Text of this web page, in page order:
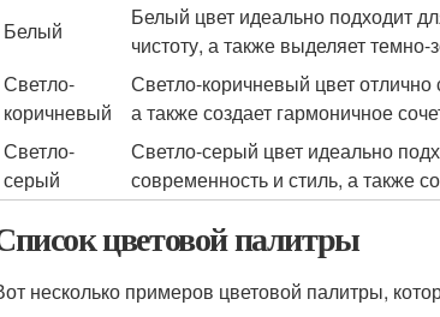
Белый
Белый цвет идеально подходит
чистоту, а также выделяет темно-
Светло-
коричневый
Светло-коричневый цвет
а также создает гармоничное
Светло-
серый
Светло-серый цвет идеально
современность и стиль, а также
цветовой палитры
несколько примеров цветовой палитры,